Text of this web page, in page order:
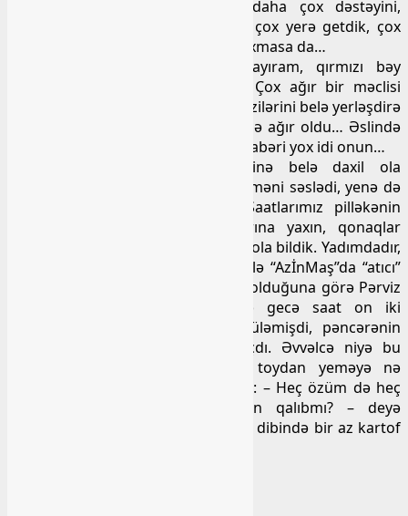
Atamı itirəndən sonra Mahirin daha çox dəstəyini,
qayğısını hiss etdim. Çox əlləşdik, çox yerə getdik, çox
adama ağız açdıq, içindən bir şey çıxmasa da…
Mahirin toyunu çox yaxşı xatırlayıram, qırmızı bəy
kostyumu, əslində pencəyi vardı. Çox ağır bir məclisi
oldu, olduqca, çox qonaq var idi, bəzilərini belə yerləşdirə
bilmədik… Onun yas məclisi də belə ağır oldu… Əslində
nə toy, nə də yas məclisinin tayı-bərabəri yox idi onun…
Toyunda mən restoranın içərisinə belə daxil ola
bilmədim, əmisinin yerinə tamada məni səslədi, yenə də
qapıdan içəriyə girə bilmədim. Saatlarımız pilləkənin
başında keçdi, yalnız toyun axırına yaxın, qonaqlar
seyrəldikdən sonra toy zalına daxil ola bildik. Yadımdadır,
o zaman rəhmətlik əmioğlu Pərvizlə “AzİnMaş”da “atıcı”
(qarovulçu) işləyirdik. İş növbəmiz olduğuna görə Pərviz
heç toya gəlmədi, mən isə işə gecə saat on iki
radələrində getdim. Pərviz mürgüləmişdi, pəncərənin
şüşəsini döydüm, gəlib qapını açdı. Əvvəlcə niyə bu
qədər gec gəldiyimi, sonra isə toydan yeməyə nə
gətirdiyimi soruşdu. Mən də gülüb: – Heç özüm də heç
nə yeməmişəm, səndə bir şeyin qalıbmı? – deyə
soruşdum. Xoşbəxtlikdən bankanın dibində bir az kartof